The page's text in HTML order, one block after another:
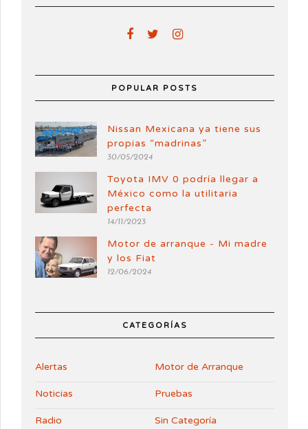
POPULAR POSTS
Nissan Mexicana ya tiene sus
propias “madrinas”
30/05/2024
Toyota IMV 0 podría llegar a
México como la utilitaria
perfecta
14/11/2023
Motor de arranque - Mi madre
y los Fiat
12/06/2024
CATEGORÍAS
Alertas Motor de Arranque
Noticias Pruebas
Radio Sin Categoría